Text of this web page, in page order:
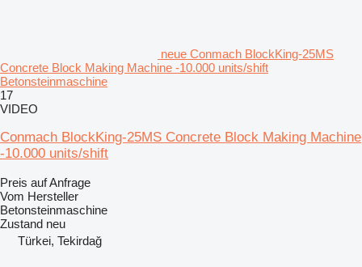
neue Conmach BlockKing-25MS
Concrete Block Making Machine -10.000 units/shift
Betonsteinmaschine
17
VIDEO
Conmach BlockKing-25MS Concrete Block Making Machine
-10.000 units/shift
Preis auf Anfrage
Vom Hersteller
Betonsteinmaschine
Zustand neu
Türkei, Tekirdağ